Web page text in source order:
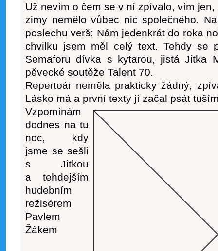
Už nevím o čem se v ní zpívalo, vím
zimy nemělo vůbec nic společného.
poslechu verš: Nám jedenkrát do roka
chvilku jsem měl celý text. Tehdy se
Semaforu dívka s kytarou, jistá Jitka
pěvecké soutěže Talent 70.
Repertoár neměla prakticky žádný,
Lásko má a první texty jí začal psát
Vzpomínám
dodnes na tu
noc, kdy
jsme se sešli
s Jitkou
a tehdejším
hudebním
režisérem
Pavlem
Žákem